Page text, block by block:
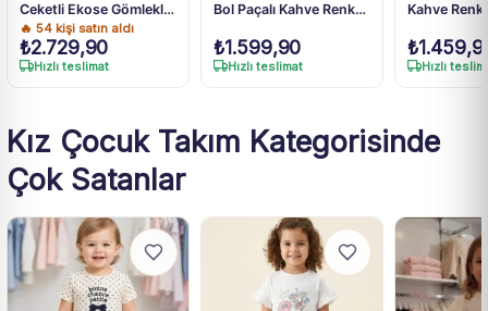
Ceketli Ekose Gömlekli
Etek Takım
🔥 54 kişi satın aldı
₺2.729,90
Hızlı teslimat
Bol Paçalı Kahve Renk
₺1.599,90
Hızlı teslimat
Kahve Renk
₺
Hızlı
Kız Çocuk Takım Kategorisinde
Çok Satanlar